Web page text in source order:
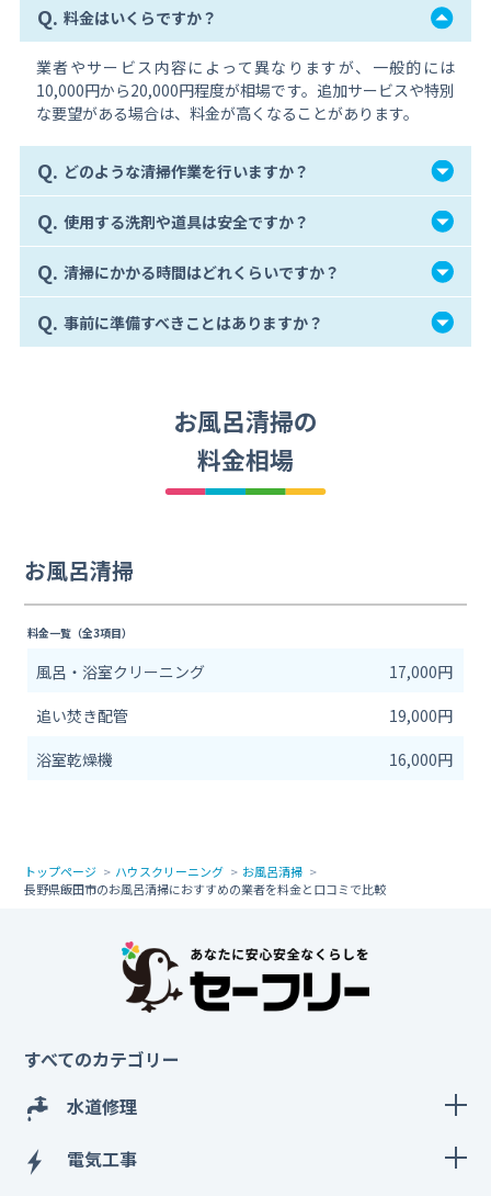
Q. 料金はいくらですか？
業者やサービス内容によって異なりますが、一般的には
10,000円から20,000円程度が相場です。追加サービスや特別
な要望がある場合は、料金が高くなることがあります。
Q. どのような清掃作業を行いますか？
Q. 使用する洗剤や道具は安全ですか？
Q. 清掃にかかる時間はどれくらいですか？
Q. 事前に準備すべきことはありますか？
お風呂清掃の
料金相場
お風呂清掃
料金一覧（全3項目）
風呂・浴室クリーニング
17,000円
追い焚き配管
19,000円
浴室乾燥機
16,000円
トップページ ハウスクリーニング
お風呂清掃
長野県飯田市のお風呂清掃におすすめの業者を料金と口コミで比較
すべてのカテゴリー
水道修理
電気工事